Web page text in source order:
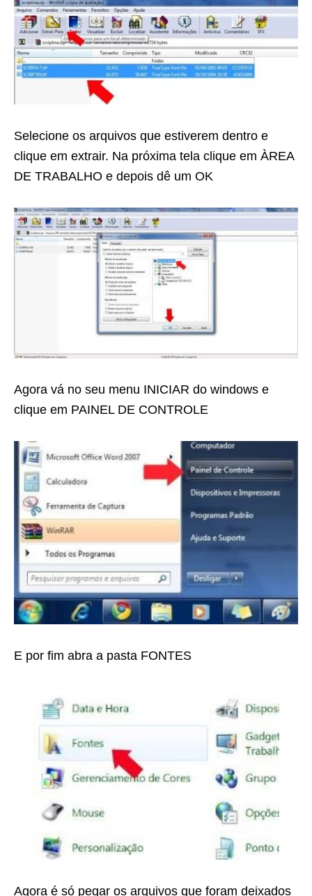
Selecione os arquivos que estiverem dentro e
clique em extrair. Na próxima tela clique em ÀREA
DE TRABALHO e depois dê um OK
Agora vá no seu menu INICIAR do windows e
clique em PAINEL DE CONTROLE
E por fim abra a pasta FONTES
Agora é só pegar os arquivos que foram deixados